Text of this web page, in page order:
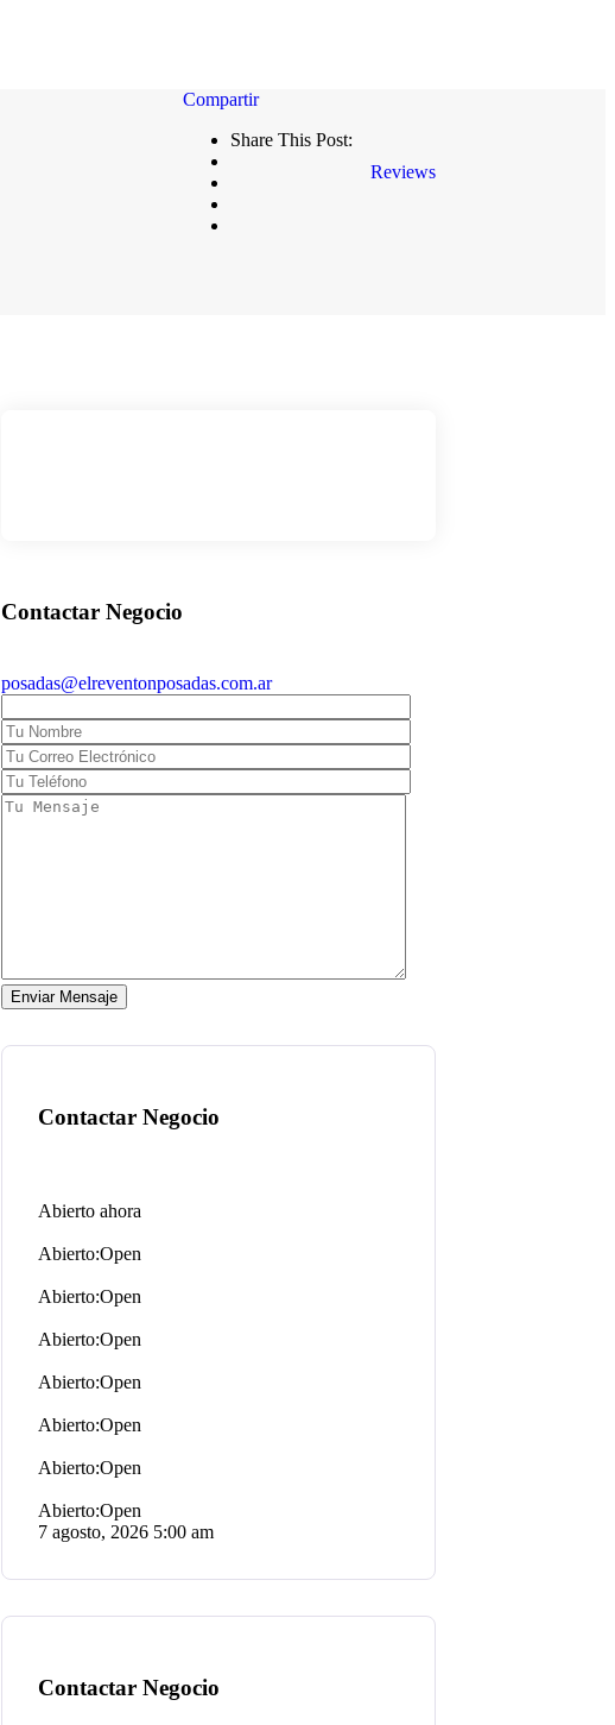
Share This Post:
Reviews
posadas@elreventonposadas.com.ar
Open
Open
Open
Open
Open
Open
Open
7 agosto, 2026 5:00 am